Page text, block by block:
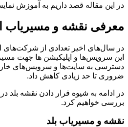
در این مقاله قصد داریم به آموزش
معرفی نقشه و مسیریاب
در سال‌های اخیر تعدادی از شرکت‌های
این سرویس‌ها و اپلیکیشن ها جهت
دسترسی به سایت‌ها و سرویس‌های
ضروری تا حد زیادی کاهش داد.
در ادامه به شیوه قرار دادن نقشه بلد
بررسی خواهیم کرد.
نقشه و مسیریاب بلد